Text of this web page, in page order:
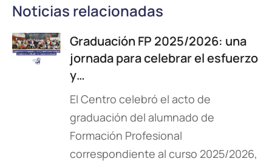
Noticias relacionadas
Graduación FP 2025/2026: una
jornada para celebrar el esfuerzo
y…
El Centro celebró el acto de
graduación del alumnado de
Formación Profesional
correspondiente al curso 2025/2026,